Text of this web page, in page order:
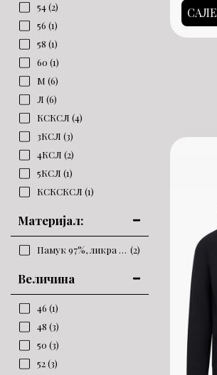
54(2)
56 (1)
58 (1)
60 (1)
М (6)
Л (6)
КСКСЛ (4)
3КСЛ (3)
4КСЛ (2)
5КСЛ (1)
КСКСКСЛ (1)
Величина
46 (1)
48 (3)
50 (3)
52(3)
Материјал:
Памук 97%, ликра 3% (2)
САЛЕ